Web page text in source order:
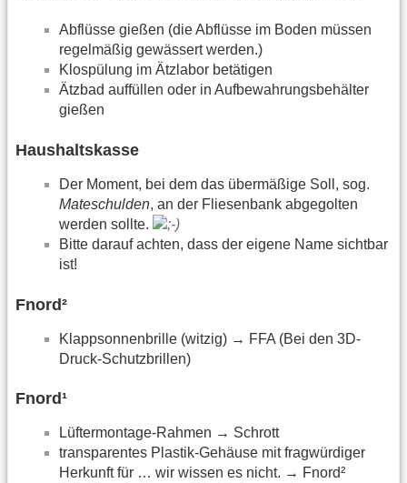
Abflüsse gießen (die Abflüsse im Boden müssen
regelmäßig gewässert werden.)
Klospülung im Ätzlabor betätigen
Ätzbad auffüllen oder in Aufbewahrungsbehälter
gießen
Haushaltskasse
Der Moment, bei dem das übermäßige Soll, sog.
Mateschulden, an der Fliesenbank abgegolten
werden sollte.
Bitte darauf achten, dass der eigene Name sichtbar
ist!
Fnord²
Klappsonnenbrille (witzig) → FFA (Bei den 3D-
Druck-Schutzbrillen)
Fnord¹
Lüftermontage-Rahmen → Schrott
transparentes Plastik-Gehäuse mit fragwürdiger
Herkunft für … wir wissen es nicht. → Fnord²